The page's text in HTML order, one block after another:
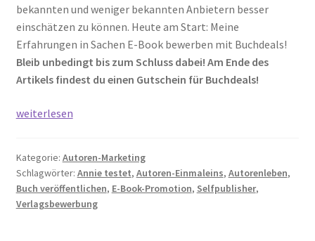
bekannten und weniger bekannten Anbietern besser
einschätzen zu können. Heute am Start: Meine
Erfahrungen in Sachen E-Book bewerben mit Buchdeals!
Bleib unbedingt bis zum Schluss dabei! Am Ende des
Artikels findest du einen Gutschein für Buchdeals!
Annie
E-
Book-
Werbung
weiterlesen
Kategorie: Autoren-Marketing
Schlagwörter: Annie testet, Autoren-Einmaleins, Autorenleben,
Buch veröffentlichen, E-Book-Promotion, Selfpublisher,
Verlagsbewerbung